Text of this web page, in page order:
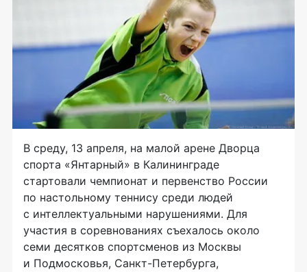
В среду, 13 апреля, на малой арене Дворца
спорта «Янтарный» в Калининграде
стартовали чемпионат и первенство России
по настольному теннису среди людей
с интеллектуальными нарушениями. Для
участия в соревнованиях съехалось около
семи десятков спортсменов из Москвы
и Подмосковья, Санкт-Петербурга,